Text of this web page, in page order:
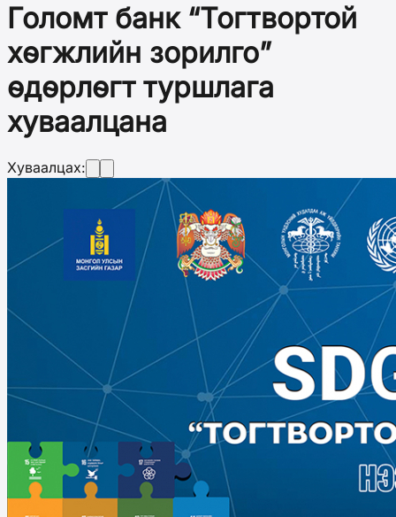
Голомт банк “Тогтвортой
хөгжлийн зорилго”
өдөрлөгт туршлага
хуваалцана
Хуваалцах: